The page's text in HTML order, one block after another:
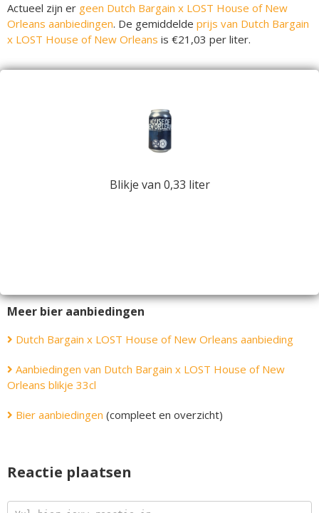
Actueel zijn er geen Dutch Bargain x LOST House of New
Orleans aanbiedingen. De gemiddelde prijs van Dutch Bargain
x LOST House of New Orleans is €21,03 per liter.
Blikje van 0,33 liter
Meer bier aanbiedingen
Dutch Bargain x LOST House of New Orleans aanbieding
Aanbiedingen van Dutch Bargain x LOST House of New
Orleans blikje 33cl
Bier aanbiedingen (compleet en overzicht)
Reactie plaatsen